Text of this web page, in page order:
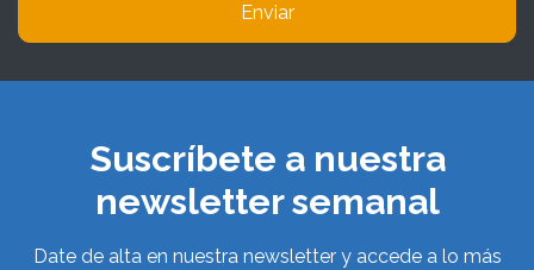
Enviar
Suscríbete a nuestra
newsletter semanal
Date de alta en nuestra newsletter y accede a lo más